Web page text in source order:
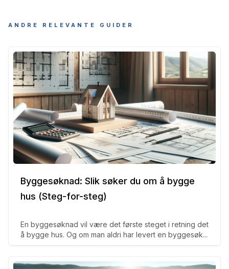
ANDRE RELEVANTE GUIDER
Byggesøknad: Slik søker du om å bygge
hus (Steg-for-steg)
En byggesøknad vil være det første steget i retning det
å bygge hus. Og om man aldri har levert en byggesøk...